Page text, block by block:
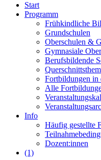
Start
Programm
Frühkindliche
Grundschulen
Oberschulen &
Gymnasiale
Berufsbildende
Fortbildungen in
Alle
Info
Häufig gestellte
Dozent:innen
(1)